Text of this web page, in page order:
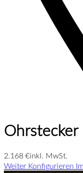
Ohrstecker
2.168 €inkl. MwSt.
Weiter Konfigurieren